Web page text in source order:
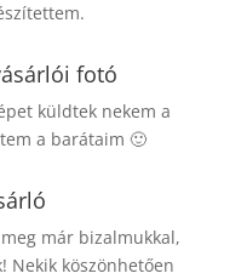
fotó
küldtek nekem a
a barátaim 🙂
már bizalmukkal,
Nekik köszönhetően